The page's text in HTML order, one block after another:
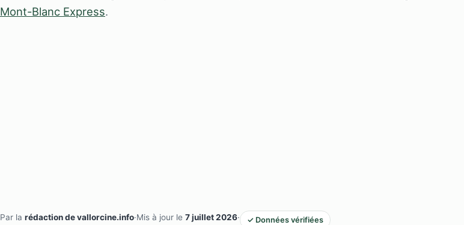
Mont-Blanc Express.
Par la rédaction de vallorcine.info·Mis à jour le 7 juillet 2026· ✓ Données vérifiées